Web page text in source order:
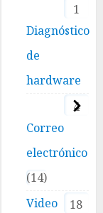
1
Diagnóstico
de
hardware
4
Correo
electrónico
14
Video
18